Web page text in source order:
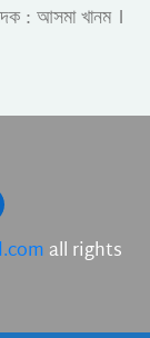
: আসমা খানম ।
all rights